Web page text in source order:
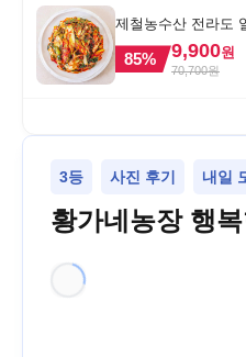
제철농수산 전라도
85% 9,900원
70,700원
3등 사진 후기 내일
황가네농장 행